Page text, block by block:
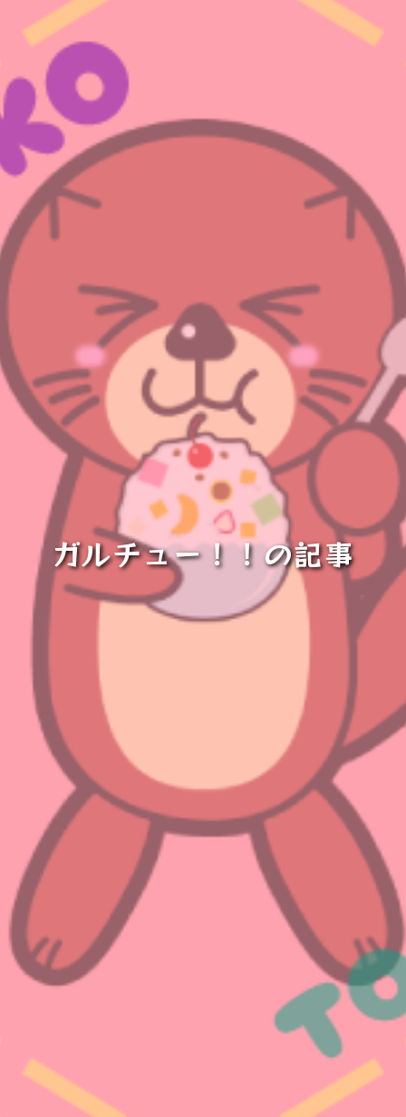
ガルチュー！！の記事